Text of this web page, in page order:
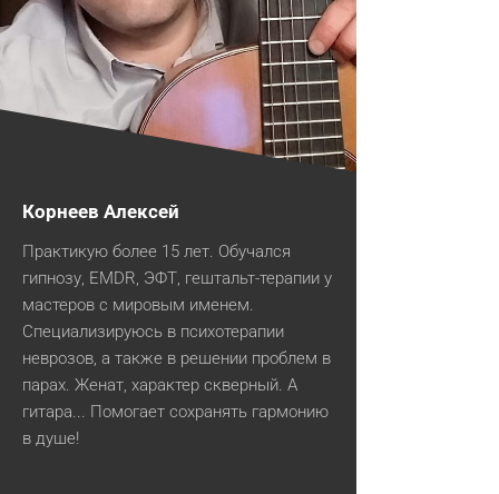
Корнеев Алексей
Практикую более 15 лет. Обучался
гипнозу, EMDR, ЭФТ, гештальт-терапии у
мастеров с мировым именем.
Специализируюсь в психотерапии
неврозов, а также в решении проблем в
парах. Женат, характер скверный. А
гитара... Помогает сохранять гармонию
в душе!